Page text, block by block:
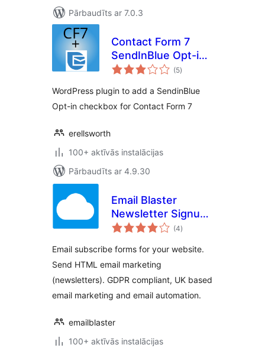
Pārbaudīts ar 7.0.3
Contact Form 7
SendInBlue Opt-in
Checkbox
(5vērtējumu
kopsumma
)
WordPress plugin to add a SendinBlue
Opt-in checkbox for Contact Form 7
erellsworth
100+ aktīvās instalācijas
Pārbaudīts ar 4.9.30
Email Blaster
Newsletter Signup
Form
(4vērtējumu
kopsumma
)
Email subscribe forms for your website.
Send HTML email marketing
(newsletters). GDPR compliant, UK based
email marketing and email automation.
emailblaster
100+ aktīvās instalācijas